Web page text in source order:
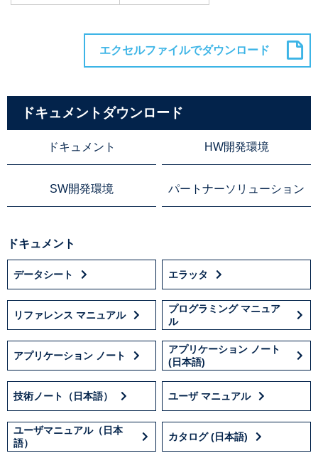
ドキュメントダウンロード
ドキュメント HW開発環境
SW開発環境 パートナーソリューション
ドキュメント
データシート エラッタ
リファレンス マニュアル
プログラミング マニュア
ル
アプリケーション ノート
アプリケーション ノート
(日本語)
技術ノート（日本語） ユーザ マニュアル
ユーザマニュアル（日本
語）
カタログ (日本語)